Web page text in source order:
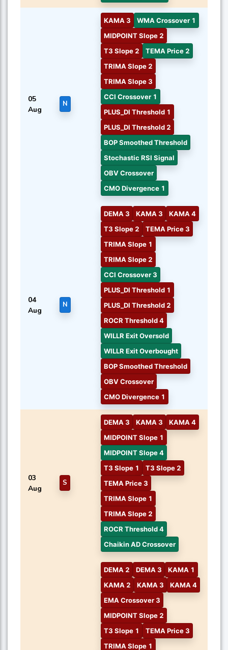
05
Aug
N
KAMA 3
WMA Crossover 1
MIDPOINT Slope 2
T3 Slope 2
TEMA Price 2
TRIMA Slope 2
TRIMA Slope 3
CCI Crossover 1
PLUS_DI Threshold 1
PLUS_DI Threshold 2
BOP Smoothed Threshold
Stochastic RSI Signal
OBV Crossover
CMO Divergence 1
04
Aug
N
DEMA 3 KAMA 3
KAMA 4
T3 Slope 2
TEMA Price 3
TRIMA Slope 1
TRIMA Slope 2
CCI Crossover 3
PLUS_DI Threshold 1
PLUS_DI Threshold 2
ROCR Threshold 4
WILLR Exit Oversold
WILLR Exit Overbought
BOP Smoothed Threshold
OBV Crossover
CMO Divergence 1
03
Aug
S
DEMA 3 KAMA 3
KAMA 4
MIDPOINT Slope 1
MIDPOINT Slope 4
T3 Slope 1
T3 Slope 2
TEMA Price 3
TRIMA Slope 1
TRIMA Slope 2
ROCR Threshold 4
Chaikin AD Crossover
DEMA 2 DEMA 3
KAMA 1
KAMA 2
KAMA 3
KAMA 4
EMA Crossover 3
MIDPOINT Slope 2
T3 Slope 1
TEMA Price 3
TRIMA Slope 1